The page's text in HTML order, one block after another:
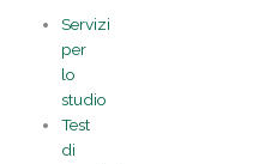
contenuto
Servizi
per
lo
studio
Test
di